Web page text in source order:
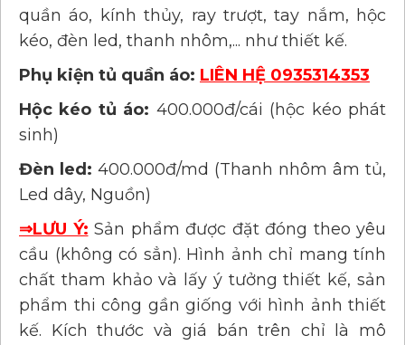
quần áo, kính thủy, ray trượt, tay nắm, hộc
kéo, đèn led, thanh nhôm,... như thiết kế.
Phụ kiện tủ quần áo: LIÊN HỆ 0935314353
Hộc kéo tủ áo: 400.000đ/cái (hộc kéo phát
sinh)
Đèn led: 400.000đ/md (Thanh nhôm âm tủ,
Led dây, Nguồn)
⇒LƯU Ý: Sản phẩm được đặt đóng theo yêu
cầu (không có sẳn). Hình ảnh chỉ mang tính
chất tham khảo và lấy ý tưởng thiết kế, sản
phẩm thi công gần giống với hình ảnh thiết
kế. Kích thước và giá bán trên chỉ là mô